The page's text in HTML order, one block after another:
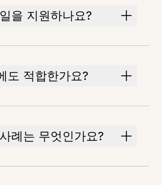
을 지원하나요?
도 적합한가요?
례는 무엇인가요?